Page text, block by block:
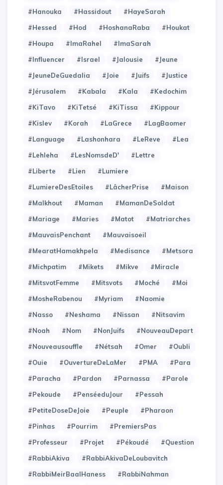
#Hanouka
#Hassidout
#HayeSarah
#Hessed
#Hod #HoshanaRaba
#Houkat
#Houpa
#ImaRahel
#ImaSarah
#Influencer
#Israel #Jalousie
#Jeune
#JeuneDeGuedalia
#Joie #Juifs
#Justice
#Jérusalem
#Kabala #Kala
#Kedochim
#KiTavo
#KiTetsé #KiTissa
#Kippour
#Kislev
#Korah #LaGrece
#LagBaomer
#Language
#Lashonhara #LeReve
#Lea
#Lehleha
#LesNomsdeD'
#Lettre
#Liberte
#Lien
#Lumiere
#LumiereDesEtoiles
#LâcherPrise
#Maison
#Malkhout
#Maman
#MamanDeSoldat
#Mariage
#Maries #Matot
#Matriarches
#MauvaisPenchant
#Mauvaisoeil
#MearatHamakhpela
#Medisance
#Metsora
#Michpatim
#Mikets #Mikve
#Miracle
#MitsvotFemme
#Mitsvots #Moché
#Moi
#MosheRabenou
#Myriam
#Naomie
#Nasso
#Neshama #Nissan
#Nitsavim
#Noah
#Nom #NonJuifs
#NouveauDepart
#Nouveausouffle
#Nétsah #Omer
#Oubli
#Ouie
#OuvertureDeLaMer #PMA
#Para
#Paracha
#Pardon #Parnassa
#Parole
#Pekoude
#PenséeduJour
#Pessah
#PetiteDoseDeJoie
#Peuple
#Pharaon
#Pinhas
#Pourrim
#PremiersPas
#Professeur
#Projet #Pékoudé
#Question
#RabbiAkiva
#RabbiAkivaDeLoubavitch
#RabbiMeirBaalHaness
#RabbiNahman